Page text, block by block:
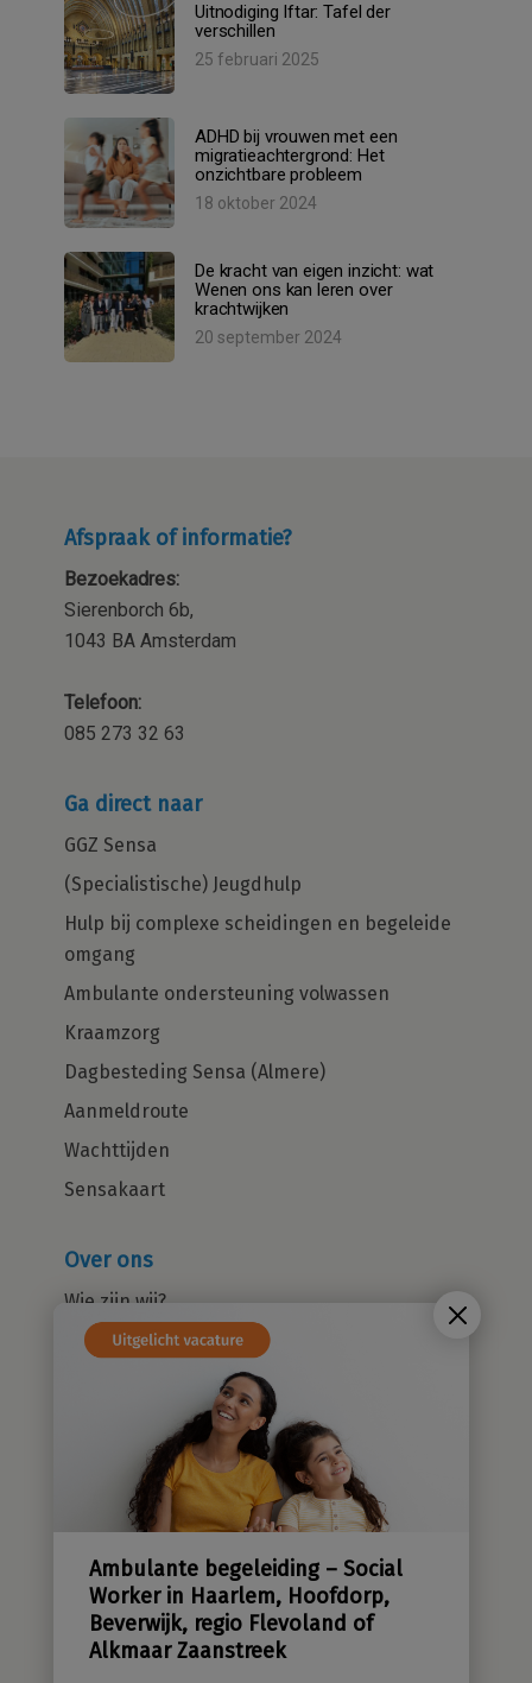
Ambulante begeleiding – Social
Worker in Haarlem, Hoofdorp,
Beverwijk, regio Flevoland of
Alkmaar Zaanstreek
Uitnodiging Iftar: Tafel der
verschillen
25 februari 2025
ADHD bij vrouwen met een
migratieachtergrond: Het
onzichtbare probleem
18 oktober 2024
De kracht van eigen inzicht: wat
Wenen ons kan leren over
krachtwijken
20 september 2024
Afspraak of informatie?
Bezoekadres:
Sierenborch 6b,
1043 BA Amsterdam
Telefoon:
085 273 32 63
Ga direct naar
GGZ Sensa
(Specialistische) Jeugdhulp
Hulp bij complexe scheidingen en begeleide
omgang
Ambulante ondersteuning volwassen
Kraamzorg
Dagbesteding Sensa (Almere)
Aanmeldroute
Wachttijden
Sensakaart
Over ons
Wie zijn wij?
Cliëntenraad
Sensatieve methodiek
Groene zorg
Stichting Sensa
Werken bij
Contact